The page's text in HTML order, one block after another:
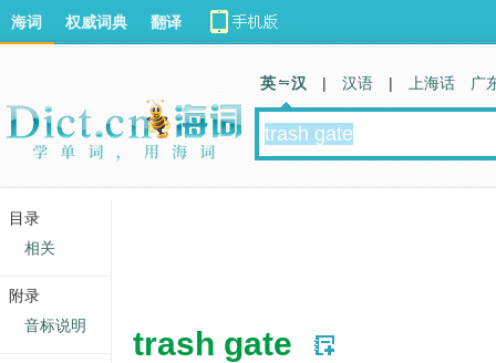
trash gate
海词 权威词典 翻译
英 汉 | 汉语 | 上海话 广
目录
相关
附录
音标说明